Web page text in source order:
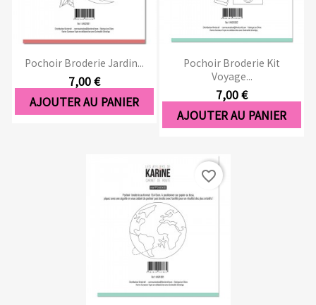
Pochoir Broderie Jardin...
7,00 €
AJOUTER AU PANIER
Pochoir Broderie Kit
Voyage...
7,00 €
AJOUTER AU PANIER
favorite_border